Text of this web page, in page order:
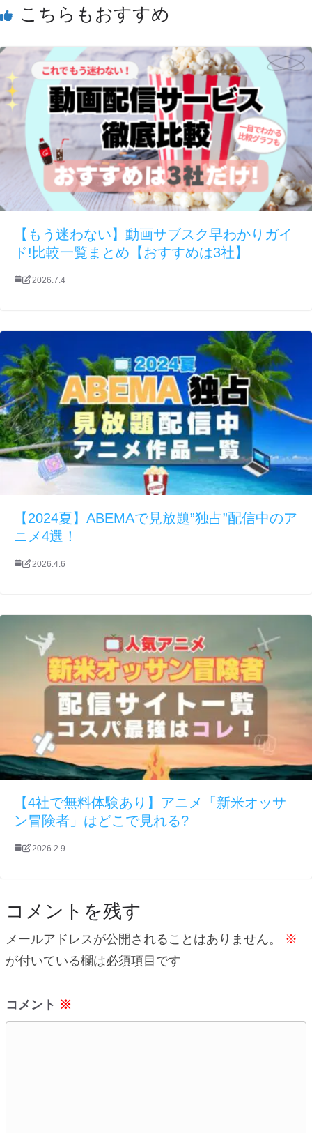
こちらもおすすめ
【もう迷わない】動画サブスク早わかりガイ
ド!比較一覧まとめ【おすすめは3社】
2026.7.4
【2024夏】ABEMAで見放題”独占”配信中のア
ニメ4選！
2026.4.6
【4社で無料体験あり】アニメ「新米オッサ
ン冒険者」はどこで見れる?
2026.2.9
コメントを残す
メールアドレスが公開されることはありません。
※
が付いている欄は必須項目です
コメント ※